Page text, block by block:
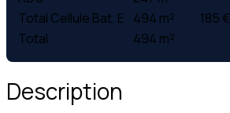
Total Cellule Bat. E 494 m²
185 €
Total
494 m²
Description